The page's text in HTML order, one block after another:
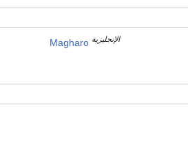
Magharo الإنجليزية